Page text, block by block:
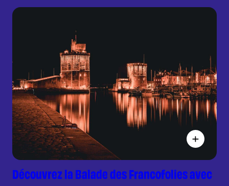
Découvrez la Balade des Francofolies avec